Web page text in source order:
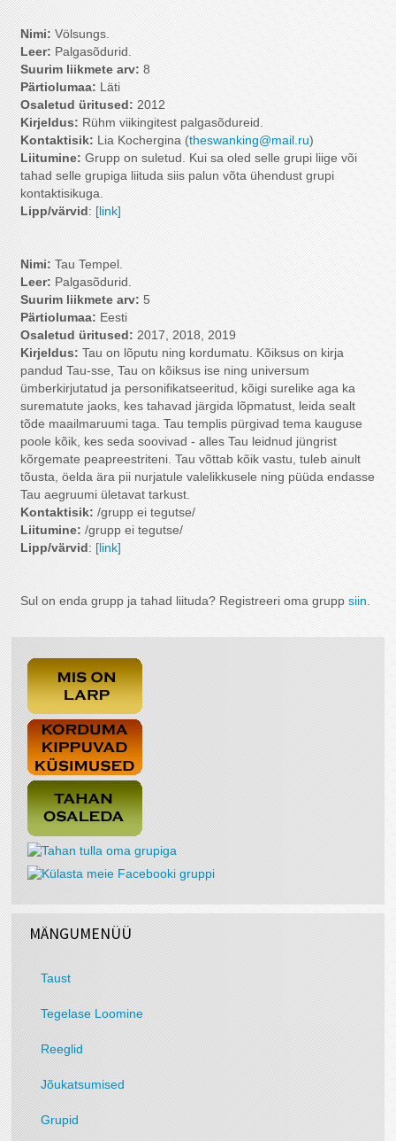
Nimi:Völsungs.
Leer:Palgasõdurid.
Suurim liikmete arv: 8
Pärtiolumaa: Läti
Osaletud üritused: 2012
Kirjeldus: Rühm viikingitest palgasõdureid.
Kontaktisik: Lia Kochergina (theswanking@mail.ru)
Liitumine: Grupp on suletud. Kui sa oled selle grupi liige või
tahad selle grupiga liituda siis palun võta ühendust grupi
kontaktisikuga.
Lipp/värvid : [link]
Nimi:Tau Tempel.
Leer:Palgasõdurid.
Suurim liikmete arv: 5
Pärtiolumaa: Eesti
Osaletud üritused: 2017, 2018, 2019
Kirjeldus:Tau on lõputu ning kordumatu. Kõiksus on kirja
pandud Tau-sse, Tau on kõiksus ise ning universum
ümberkirjutatud ja personifikatseeritud, kõigi surelike aga ka
surematute jaoks, kes tahavad järgida lõpmatust, leida sealt
tõde maailmaruumi taga. Tau templis pürgivad tema kauguse
poole kõik, kes seda soovivad - alles Tau leidnud jüngrist
kõrgemate peapreestriteni. Tau võttab kõik vastu, tuleb ainult
tõusta, öelda ära pii nurjatule valelikkusele ning püüda endasse
Tau aegruumi ületavat tarkust.
Kontaktisik: /grupp ei tegutse/
Liitumine: /grupp ei tegutse/
Lipp/värvid : [link]
Sul on enda grupp ja tahad liituda? Registreeri oma gruppsiin.
MÄNGUMENÜÜ
Taust
Tegelase Loomine
Reeglid
Jõukatsumised
Grupid